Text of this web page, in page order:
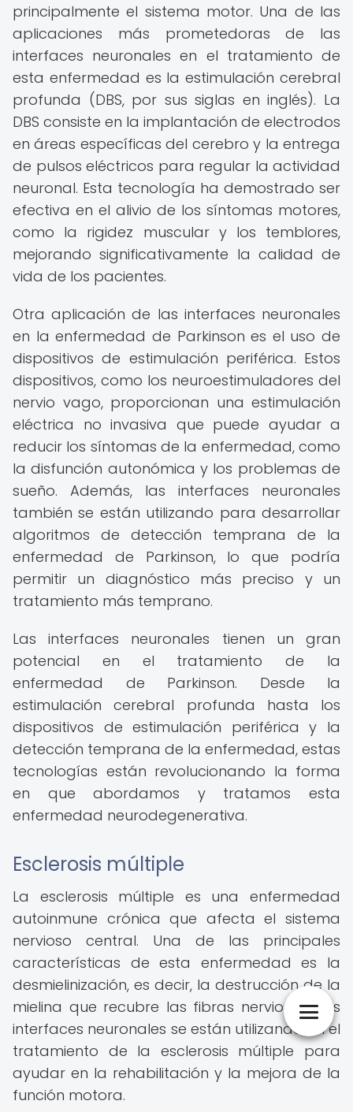
principalmente el sistema motor. Una de las
aplicaciones más prometedoras de las
interfaces neuronales en el tratamiento de
esta enfermedad es la estimulación cerebral
profunda (DBS, por sus siglas en inglés). La
DBS consiste en la implantación de electrodos
en áreas específicas del cerebro y la entrega
de pulsos eléctricos para regular la actividad
neuronal. Esta tecnología ha demostrado ser
efectiva en el alivio de los síntomas motores,
como la rigidez muscular y los temblores,
mejorando significativamente la calidad de
vida de los pacientes.
Otra aplicación de las interfaces neuronales
en la enfermedad de Parkinson es el uso de
dispositivos de estimulación periférica. Estos
dispositivos, como los neuroestimuladores del
nervio vago, proporcionan una estimulación
eléctrica no invasiva que puede ayudar a
reducir los síntomas de la enfermedad, como
la disfunción autonómica y los problemas de
sueño. Además, las interfaces neuronales
también se están utilizando para desarrollar
algoritmos de detección temprana de la
enfermedad de Parkinson, lo que podría
permitir un diagnóstico más preciso y un
tratamiento más temprano.
Las interfaces neuronales tienen un gran
potencial en el tratamiento de la
enfermedad de Parkinson. Desde la
estimulación cerebral profunda hasta los
dispositivos de estimulación periférica y la
detección temprana de la enfermedad, estas
tecnologías están revolucionando la forma
en que abordamos y tratamos esta
enfermedad neurodegenerativa.
Esclerosis múltiple
La esclerosis múltiple es una enfermedad
autoinmune crónica que afecta el sistema
nervioso central. Una de las principales
características de esta enfermedad es la
desmielinización, es decir, la destrucción de la
mielina que recubre las fibras nerviosas. Las
interfaces neuronales se están utilizando en el
tratamiento de la esclerosis múltiple para
ayudar en la rehabilitación y la mejora de la
función motora.